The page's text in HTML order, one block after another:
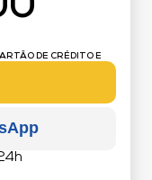
DE CRÉDITO E